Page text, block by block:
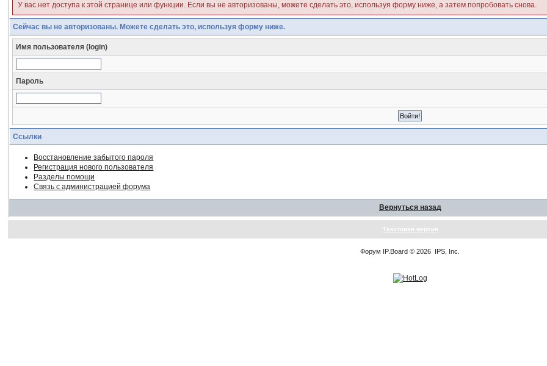
У вас нет доступа к этой странице или функции. Если вы не авторизованы, можете сделать это, используя форму ниже, а затем попробовать снова.
Сейчас вы не авторизованы. Можете сделать это, используя форму ниже.
Имя пользователя (login)
Пароль
Ссылки
Восстановление забытого пароля
Регистрация нового пользователя
Разделы помощи
Связь с администрацией форума
Вернуться назад
Текстовая версия
Форум IP.Board © 2026 IPS, Inc